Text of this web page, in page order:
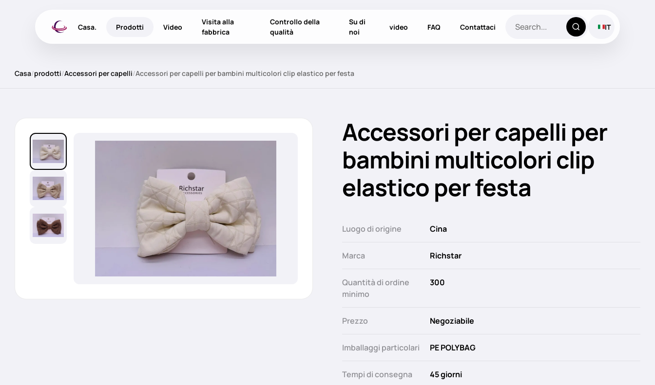
Casa. Prodotti Video
Visita alla
fabbrica
Controllo della
qualità
Su di
noi
video FAQ Contattaci IT
Casa/prodotti/Accessori per capelli/Accessori per capelli per bambini multicolori clip elastico per festa
Accessori per capelli per
bambini multicolori clip
elastico per festa
Luogo di origine Cina
Marca Richstar
Quantità di ordine
minimo
300
Prezzo Negoziabile
Imballaggi particolari PE POLYBAG
Tempi di consegna 45 giorni